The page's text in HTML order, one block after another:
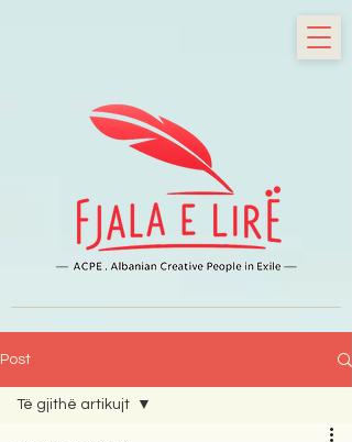
Post
Të gjithë artikujt